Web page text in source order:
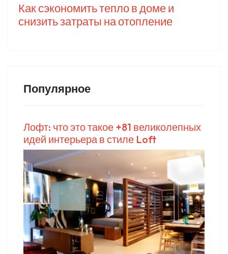
Как сэкономить тепло в доме и
снизить затраты на отопление
Популярное
Лофт: что это такое +81 великолепных
идей интерьера в стиле Loft